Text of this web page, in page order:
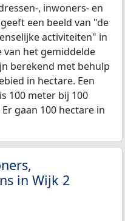
, inwoners- en
een beeld van "de
activiteiten" in
van het gemiddelde
berekend met behulp
in hectare. Een
100 meter bij 100
gaan 100 hectare in
in Wijk 2